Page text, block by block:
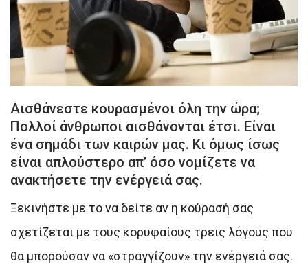
Αισθάνεστε κουρασμένοι όλη την ώρα;
Πολλοί άνθρωποι αισθάνονται έτσι. Είναι
ένα σημάδι των καιρών μας. Κι όμως ίσως
είναι απλούστερο απ’ όσο νομίζετε να
ανακτήσετε την ενέργειά σας.
Ξεκινήστε με το να δείτε αν η κούρασή σας
σχετίζεται με τους κορυφαίους τρεις λόγους που
θα μπορούσαν να «στραγγίζουν» την ενέργειά σας.